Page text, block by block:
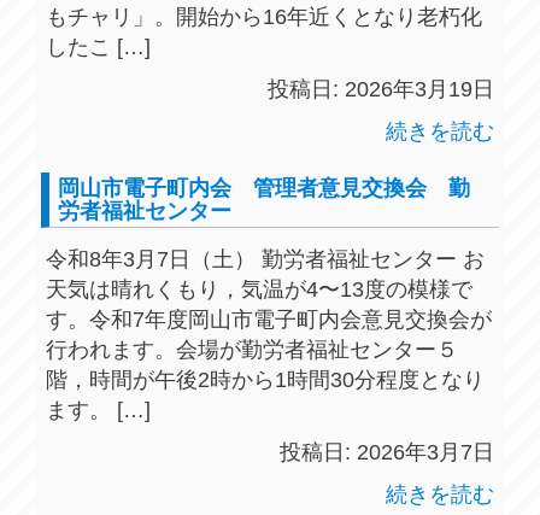
もチャリ」。開始から16年近くとなり老朽化
したこ […]
投稿日: 2026年3月19日
続きを読む
岡山市電子町内会 管理者意見交換会 勤
労者福祉センター
令和8年3月7日（土） 勤労者福祉センター お
天気は晴れくもり，気温が4〜13度の模様で
す。令和7年度岡山市電子町内会意見交換会が
行われます。会場が勤労者福祉センター５
階，時間が午後2時から1時間30分程度となり
ます。 […]
投稿日: 2026年3月7日
続きを読む